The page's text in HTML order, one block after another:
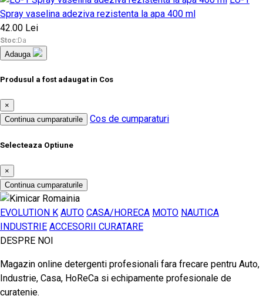
Spray vaselina adeziva rezistenta la apa 400 ml
42.00 Lei
Stoc:Da
Adauga
Produsul a fost adaugat in Cos
×
Continua cumparaturile
Cos de cumparaturi
Selecteaza Optiune
×
Continua cumparaturile
EVOLUTION K AUTO CASA/HORECA MOTO NAUTICA
INDUSTRIE ACCESORII CURATARE
DESPRE NOI
Magazin online detergenti profesionali fara frecare pentru Auto,
Industrie, Casa, HoReCa si echipamente profesionale de
curatenie.